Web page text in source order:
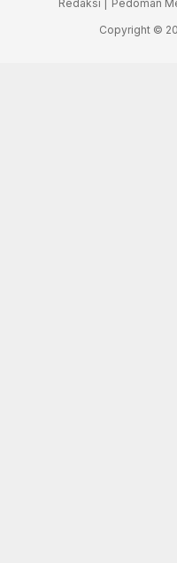
Redaksi | Pedoman
Copyright ©